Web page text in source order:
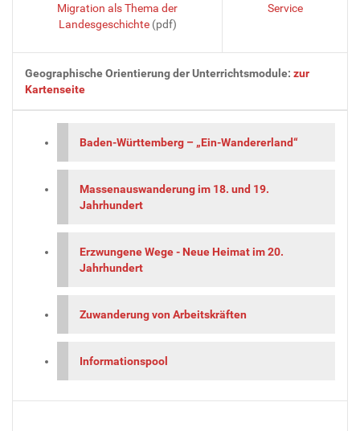
Migration als Thema der
Landesgeschichte (pdf)
Service
Geographische Orientierung der Unterrichtsmodule: zur
Kartenseite
Baden-Württemberg – „Ein-Wandererland“
Massenauswanderung im 18. und 19.
Jahrhundert
Erzwungene Wege - Neue Heimat im 20.
Jahrhundert
Zuwanderung von Arbeitskräften
Informationspool